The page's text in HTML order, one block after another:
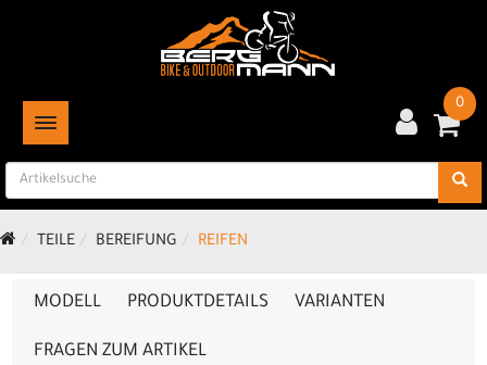
TOGGLE NAVIGATION
0
TEILE BEREIFUNG REIFEN
MODELL PRODUKTDETAILS VARIANTEN
FRAGEN ZUM ARTIKEL